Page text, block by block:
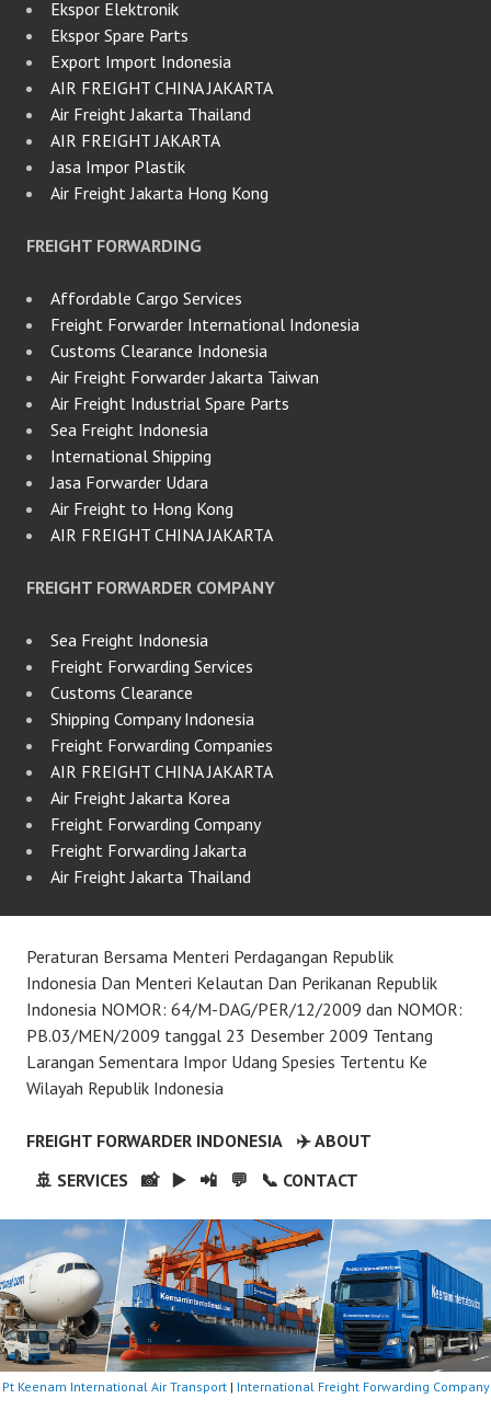
Ekspor Elektronik
Ekspor Spare Parts
Export Import Indonesia
AIR FREIGHT CHINA JAKARTA
Air Freight Jakarta Thailand
AIR FREIGHT JAKARTA
Jasa Impor Plastik
Air Freight Jakarta Hong Kong
FREIGHT FORWARDING
Affordable Cargo Services
Freight Forwarder International Indonesia
Customs Clearance Indonesia
Air Freight Forwarder Jakarta Taiwan
Air Freight Industrial Spare Parts
Sea Freight Indonesia
International Shipping
Jasa Forwarder Udara
Air Freight to Hong Kong
AIR FREIGHT CHINA JAKARTA
FREIGHT FORWARDER COMPANY
Sea Freight Indonesia
Freight Forwarding Services
Customs Clearance
Shipping Company Indonesia
Freight Forwarding Companies
AIR FREIGHT CHINA JAKARTA
Air Freight Jakarta Korea
Freight Forwarding Company
Freight Forwarding Jakarta
Air Freight Jakarta Thailand
Peraturan Bersama Menteri Perdagangan Republik
Indonesia Dan Menteri Kelautan Dan Perikanan Republik
Indonesia NOMOR: 64/M-DAG/PER/12/2009 dan NOMOR:
PB.03/MEN/2009 tanggal 23 Desember 2009 Tentang
Larangan Sementara Impor Udang Spesies Tertentu Ke
Wilayah Republik Indonesia
FREIGHT FORWARDER INDONESIA
✈️ ABOUT
🚢 SERVICES
📸 ▶️ 📲 💬 📞 CONTACT
Pt Keenam International Air Transport| International Freight Forwarding Company